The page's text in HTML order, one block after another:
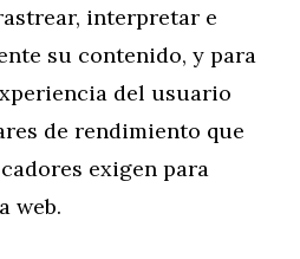
interpretar e
su contenido, y para
del usuario
de rendimiento que
exigen para
web.